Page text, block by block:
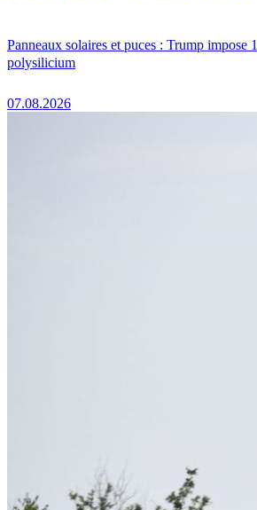
Panneaux solaires et puces : Trump impose
polysilicium
07.08.2026